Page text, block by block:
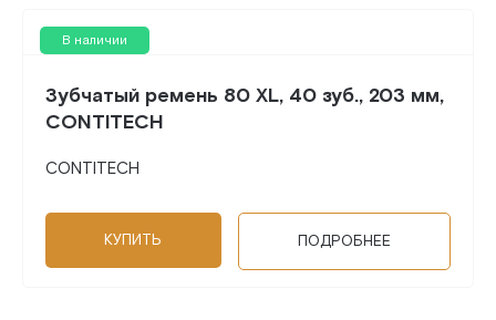
В наличии
Зубчатый ремень 80 XL, 40 зуб., 203 мм,
CONTITECH
CONTITECH
КУПИТЬ ПОДРОБНЕЕ